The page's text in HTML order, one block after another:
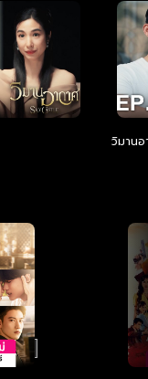
วิมานอ